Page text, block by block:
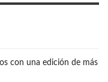
con una edición de más